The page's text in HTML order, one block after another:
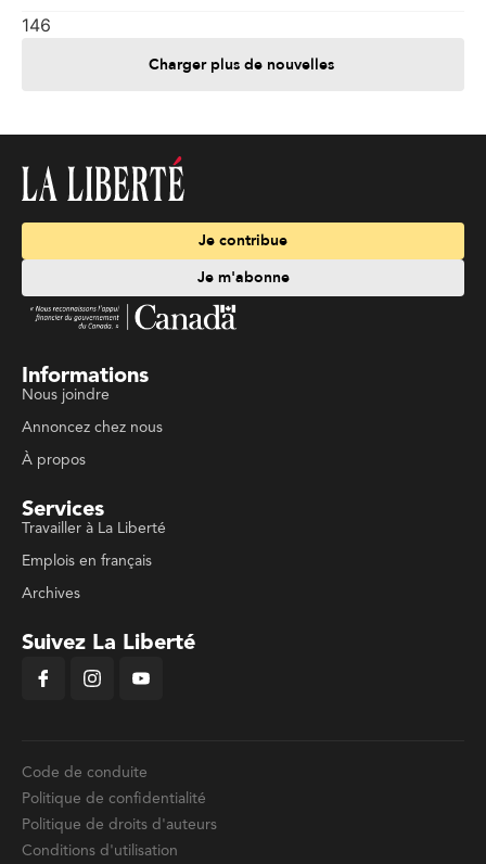
146
Charger plus de nouvelles
Je contribue
Je m'abonne
Informations
Nous joindre
Annoncez chez nous
À propos
Services
Travailler à La Liberté
Emplois en français
Archives
Suivez La Liberté
Code de conduite
Politique de confidentialité
Politique de droits d'auteurs
Conditions d'utilisation